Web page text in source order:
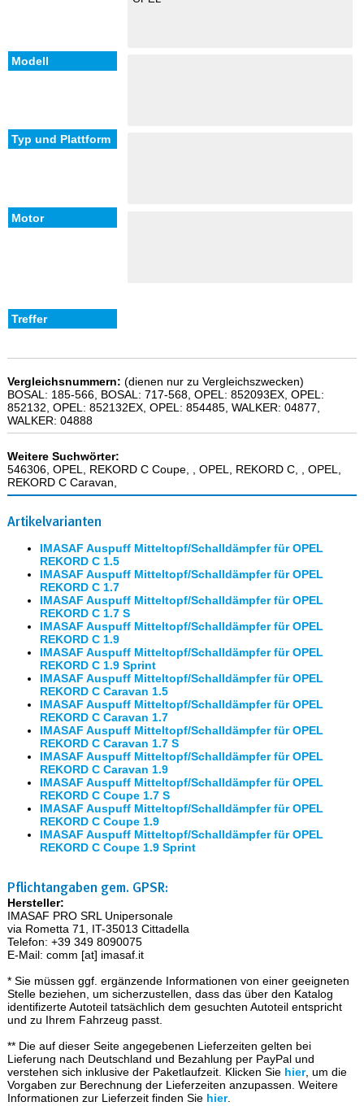
Vergleichsnummern: (dienen nur zu Vergleichszwecken)
BOSAL: 185-566, BOSAL: 717-568, OPEL: 852093EX, OPEL:
852132, OPEL: 852132EX, OPEL: 854485, WALKER: 04877,
WALKER: 04888
Weitere Suchwörter:
546306, OPEL, REKORD C Coupe, , OPEL, REKORD C, , OPEL,
REKORD C Caravan,
Artikelvarianten
IMASAF Auspuff Mitteltopf/Schalldämpfer für OPEL
REKORD C 1.5
IMASAF Auspuff Mitteltopf/Schalldämpfer für OPEL
REKORD C 1.7
IMASAF Auspuff Mitteltopf/Schalldämpfer für OPEL
REKORD C 1.7 S
IMASAF Auspuff Mitteltopf/Schalldämpfer für OPEL
REKORD C 1.9
IMASAF Auspuff Mitteltopf/Schalldämpfer für OPEL
REKORD C 1.9 Sprint
IMASAF Auspuff Mitteltopf/Schalldämpfer für OPEL
REKORD C Caravan 1.5
IMASAF Auspuff Mitteltopf/Schalldämpfer für OPEL
REKORD C Caravan 1.7
IMASAF Auspuff Mitteltopf/Schalldämpfer für OPEL
REKORD C Caravan 1.7 S
IMASAF Auspuff Mitteltopf/Schalldämpfer für OPEL
REKORD C Caravan 1.9
IMASAF Auspuff Mitteltopf/Schalldämpfer für OPEL
REKORD C Coupe 1.7 S
IMASAF Auspuff Mitteltopf/Schalldämpfer für OPEL
REKORD C Coupe 1.9
IMASAF Auspuff Mitteltopf/Schalldämpfer für OPEL
REKORD C Coupe 1.9 Sprint
Pflichtangaben gem. GPSR:
Hersteller:
IMASAF PRO SRL Unipersonale
via Rometta 71, IT-35013 Cittadella
Telefon: +39 349 8090075
E-Mail: comm [at] imasaf.it
* Sie müssen ggf. ergänzende Informationen von einer geeigneten
Stelle beziehen, um sicherzustellen, dass das über den Katalog
identifizerte Autoteil tatsächlich dem gesuchten Autoteil entspricht
und zu Ihrem Fahrzeug passt.
** Die auf dieser Seite angegebenen Lieferzeiten gelten bei
Lieferung nach Deutschland und Bezahlung per PayPal und
verstehen sich inklusive der Paketlaufzeit. Klicken Sie hier, um die
Vorgaben zur Berechnung der Lieferzeiten anzupassen. Weitere
Informationen zur Lieferzeit finden Sie hier.